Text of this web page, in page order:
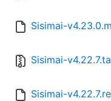
Sisimai-
Sisimai-
Sisimai-